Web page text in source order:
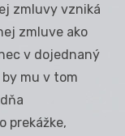
zmluvy vzniká
zmluve ako
v dojednaný
mu v tom
prekážke,